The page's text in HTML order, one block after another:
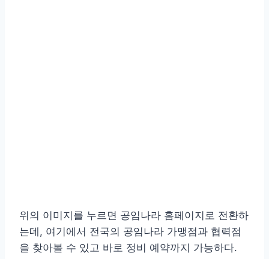
위의 이미지를 누르면 공임나라 홈페이지로 전환하
는데, 여기에서 전국의 공임나라 가맹점과 협력점
을 찾아볼 수 있고 바로 정비 예약까지 가능하다.